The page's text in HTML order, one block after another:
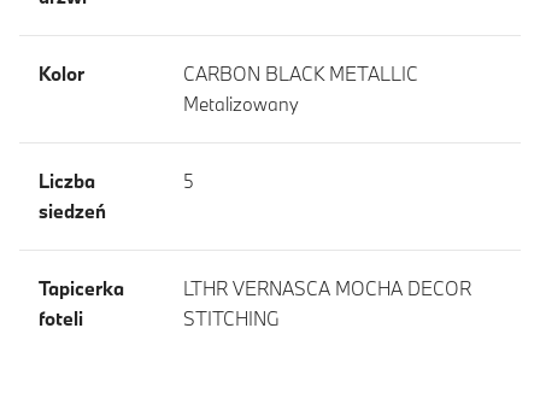
Kolor
CARBON BLACK METALLIC
Metalizowany
Liczba
siedzeń
5
Tapicerka
foteli
LTHR VERNASCA MOCHA DECOR
STITCHING